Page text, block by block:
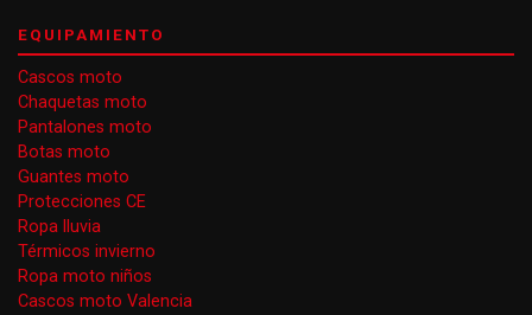
EQUIPAMIENTO
Cascos moto
Chaquetas moto
Pantalones moto
Botas moto
Guantes moto
Protecciones CE
Ropa lluvia
Térmicos invierno
Ropa moto niños
Cascos moto Valencia